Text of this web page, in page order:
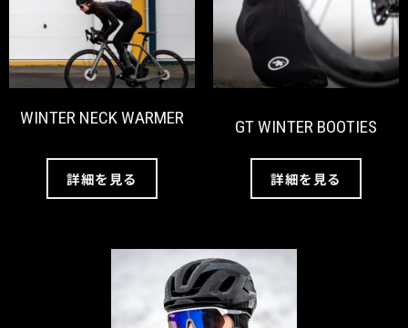
WINTER NECK WARMER
詳細を見る
GT WINTER BOOTIES
詳細を見る